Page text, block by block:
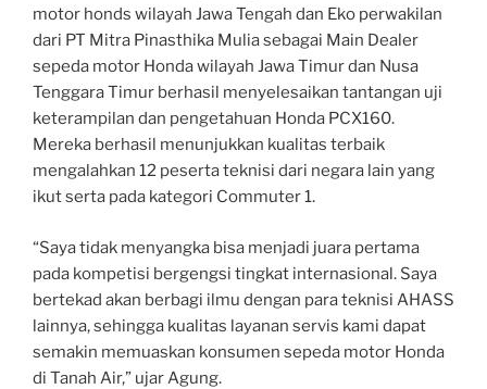
motor honds wilayah Jawa Tengah dan Eko perwakilan
dari PT Mitra Pinasthika Mulia sebagai Main Dealer
sepeda motor Honda wilayah Jawa Timur dan Nusa
Tenggara Timur berhasil menyelesaikan tantangan uji
keterampilan dan pengetahuan Honda PCX160.
Mereka berhasil menunjukkan kualitas terbaik
mengalahkan 12 peserta teknisi dari negara lain yang
ikut serta pada kategori Commuter 1.
“Saya tidak menyangka bisa menjadi juara pertama
pada kompetisi bergengsi tingkat internasional. Saya
bertekad akan berbagi ilmu dengan para teknisi AHASS
lainnya, sehingga kualitas layanan servis kami dapat
semakin memuaskan konsumen sepeda motor Honda
di Tanah Air,” ujar Agung.